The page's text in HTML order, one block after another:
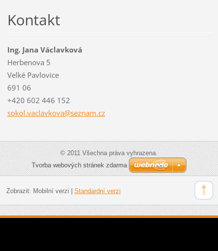
Kontakt
Ing. Jana Václavková
Herbenova 5
Velké Pavlovice
691 06
+420 602 446 152
sokol.vaclavkova@seznam.cz
© 2011 Všechna práva vyhrazena.
Tvorba webových stránek zdarma
Zobrazit: Mobilní verzi | Standardní verzi